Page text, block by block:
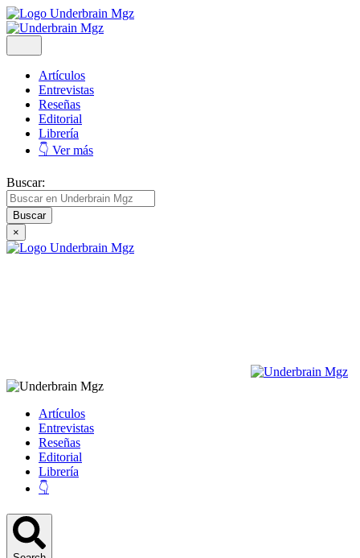
Artículos
Entrevistas
Reseñas
Editorial
Librería
👇 Ver más
Buscar:
×
Artículos
Entrevistas
Reseñas
Editorial
Librería
👇